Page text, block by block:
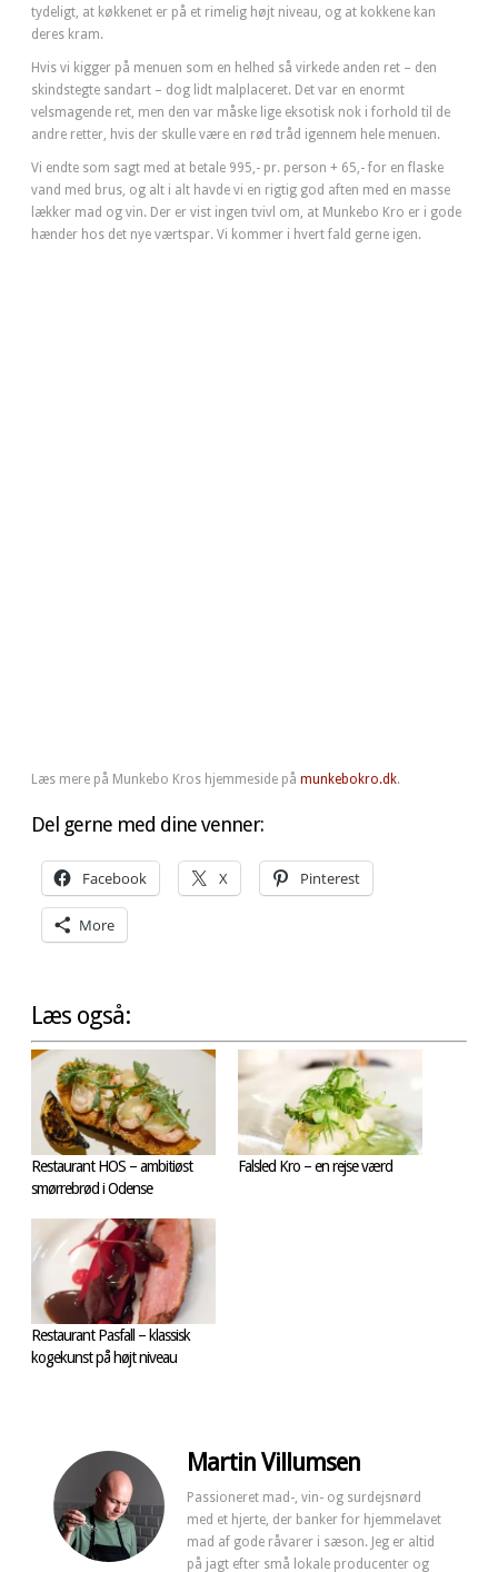
tydeligt, at køkkenet er på et rimelig højt niveau, og at kokkene kan
deres kram.
Hvis vi kigger på menuen som en helhed så virkede anden ret – den
skindstegte sandart – dog lidt malplaceret. Det var en enormt
velsmagende ret, men den var måske lige eksotisk nok i forhold til de
andre retter, hvis der skulle være en rød tråd igennem hele menuen.
Vi endte som sagt med at betale 995,- pr. person + 65,- for en flaske
vand med brus, og alt i alt havde vi en rigtig god aften med en masse
lækker mad og vin. Der er vist ingen tvivl om, at Munkebo Kro er i gode
hænder hos det nye værtspar. Vi kommer i hvert fald gerne igen.
Læs mere på Munkebo Kros hjemmeside på munkebokro.dk.
Del gerne med dine venner:
Facebook X Pinterest
More
Læs også:
Restaurant HOS – ambitiøst
smørrebrød i Odense
Falsled Kro – en rejse værd
Restaurant Pasfall – klassisk
kogekunst på højt niveau
Martin Villumsen
Passioneret mad-, vin- og surdejsnørd
med et hjerte, der banker for hjemmelavet
mad af gode råvarer i sæson. Jeg er altid
på jagt efter små lokale producenter og